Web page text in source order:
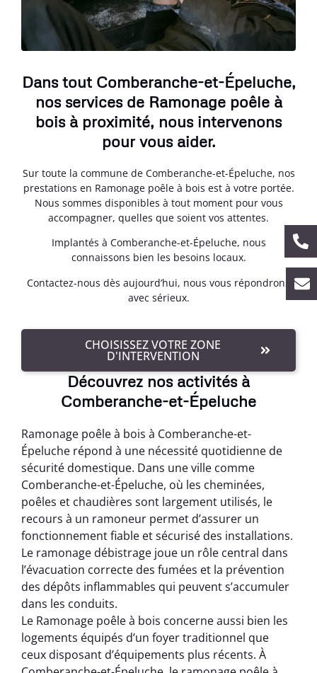
Dans tout Comberanche-et-Épeluche,
nos services de Ramonage poêle à
bois à proximité, nous intervenons
pour vous aider.
Sur toute la commune de Comberanche-et-Épeluche, nos
prestations en Ramonage poêle à bois est à votre portée.
Nous sommes disponibles à tout moment pour vous
accompagner, quelles que soient vos attentes.
Implantés à Comberanche-et-Épeluche, nous
connaissons bien les besoins locaux.
Contactez-nous dès aujourd’hui, nous vous répondrons
avec sérieux.
CHOISISSEZ VOTRE ZONE
D'INTERVENTION
Découvrez nos activités à
Comberanche-et-Épeluche
Ramonage poêle à bois à Comberanche-et-
Épeluche répond à une nécessité quotidienne de
sécurité domestique. Dans une ville comme
Comberanche-et-Épeluche, où les cheminées,
poêles et chaudières sont largement utilisés, le
recours à un ramoneur permet d’assurer un
fonctionnement fiable et sécurisé des installations.
Le ramonage débistrage joue un rôle central dans
l’évacuation correcte des fumées et la prévention
des dépôts inflammables qui peuvent s’accumuler
dans les conduits.
Le Ramonage poêle à bois concerne aussi bien les
logements équipés d’un foyer traditionnel que
ceux disposant d’équipements plus récents. À